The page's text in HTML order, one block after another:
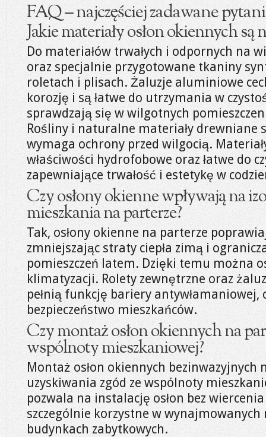
FAQ – najczęściej zadawane
Jakie materiały osłon okiennych są
Do materiałów trwałych i odpornych na
oraz specjalnie przygotowane tkaniny
roletach i plisach. Żaluzje aluminiowe
korozję i są łatwe do utrzymania w
sprawdzają się w wilgotnych
Rośliny i naturalne materiały drewniane
wymaga ochrony przed wilgocią.
właściwości hydrofobowe oraz łatwe do
zapewniające trwałość i estetykę w
Czy osłony okienne wpływają na
mieszkania na parterze?
Tak, osłony okienne na parterze
zmniejszając straty ciepła zimą i
pomieszczeń latem. Dzięki temu można
klimatyzacji. Rolety zewnętrzne oraz
pełnią funkcję bariery antywłamaniowej,
bezpieczeństwo mieszkańców.
Czy montaż osłon okiennych na
wspólnoty mieszkaniowej?
Montaż osłon okiennych
uzyskiwania zgód ze wspólnoty
pozwala na instalację osłon bez
szczególnie korzystne w
budynkach zabytkowych.